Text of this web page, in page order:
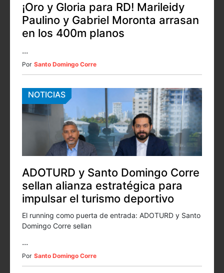
¡Oro y Gloria para RD! Marileidy
Paulino y Gabriel Moronta arrasan
en los 400m planos
...
Por Santo Domingo Corre
NOTICIAS
ADOTURD y Santo Domingo Corre
sellan alianza estratégica para
impulsar el turismo deportivo
El running como puerta de entrada: ADOTURD y Santo
Domingo Corre sellan
...
Por Santo Domingo Corre